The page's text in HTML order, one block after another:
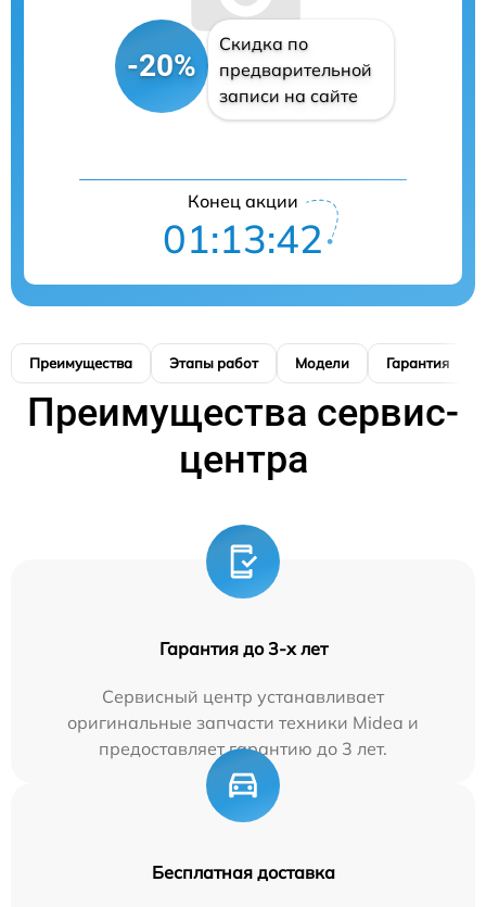
-20%
Скидка по
предварительной
записи на сайте
Конец акции
01:13:41
Преимущества Этапы работ Модели Гарантия
Преимущества сервис-
центра
Гарантия до 3-х лет
Сервисный центр устанавливает
оригинальные запчасти техники Midea и
предоставляет гарантию до 3 лет.
Бесплатная доставка